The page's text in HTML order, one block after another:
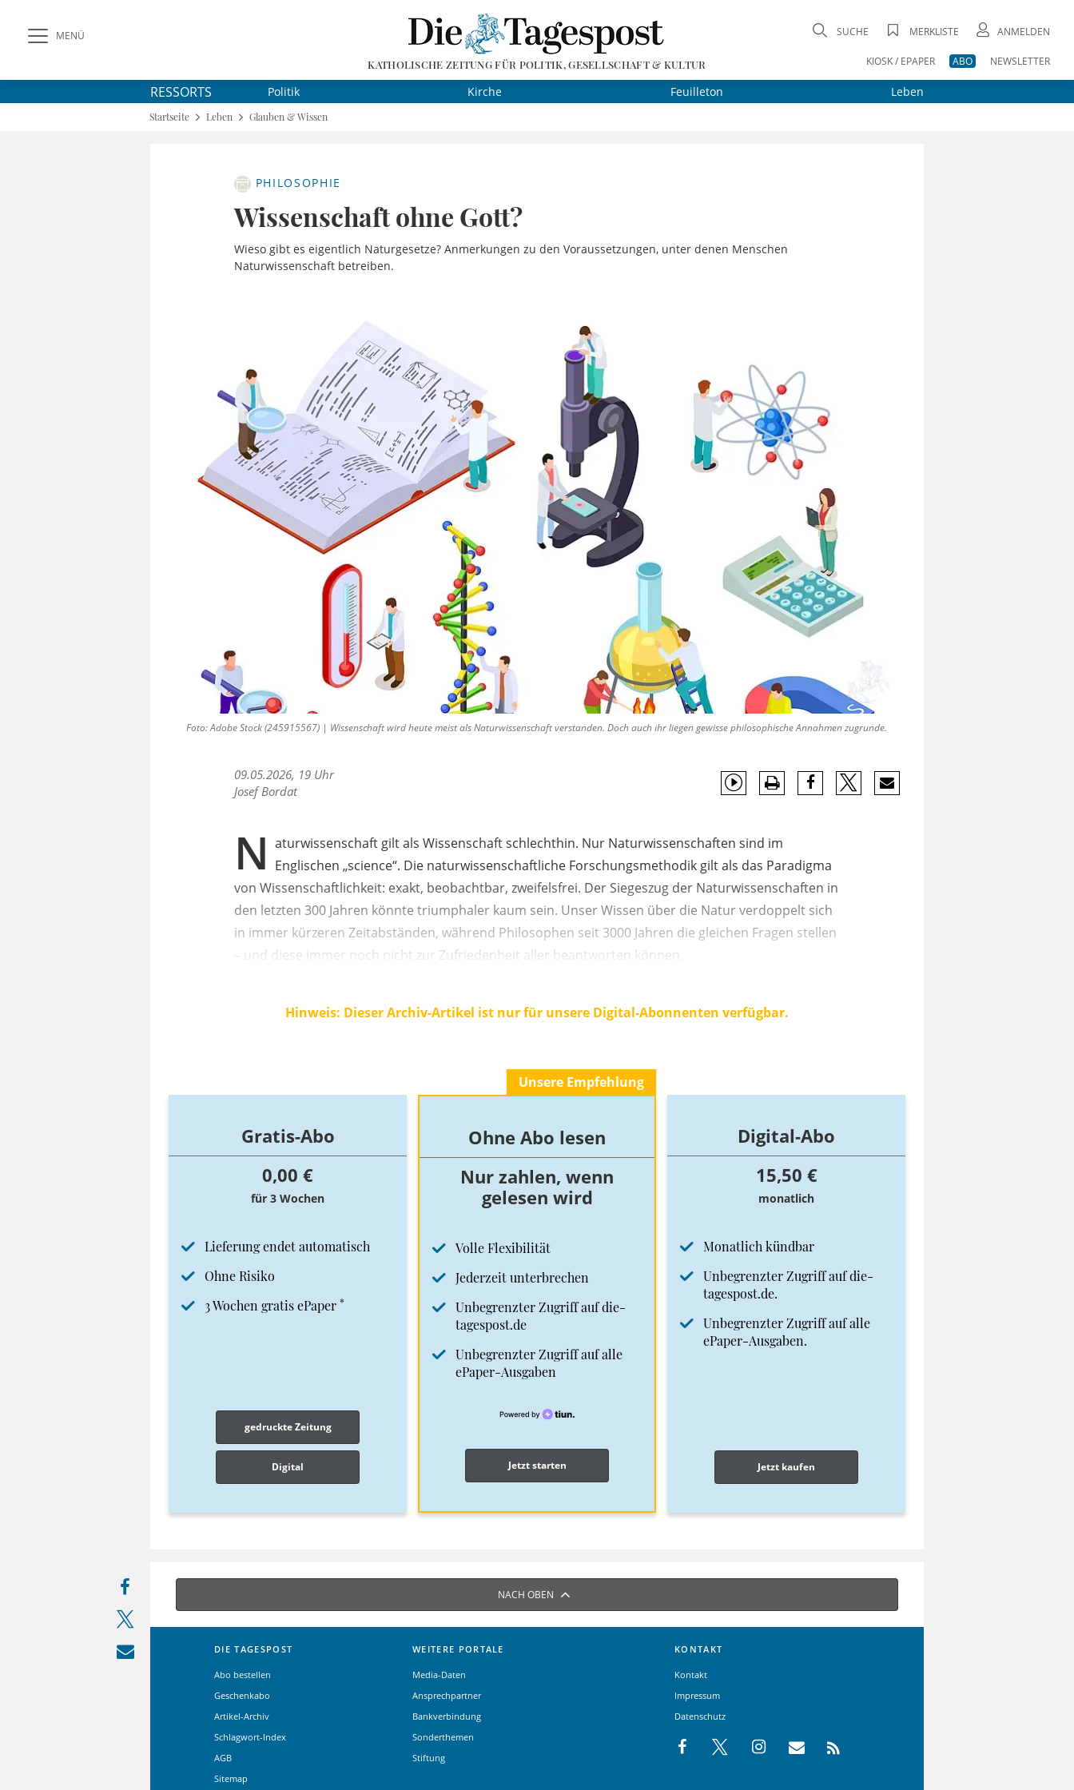
MENÜ
KATHOLISCHE ZEITUNG FÜR POLITIK, GESELLSCHAFT & KULTUR
SUCHE MERKLISTE ANMELDEN
KIOSK / EPAPER ABO NEWSLETTER
RESSORTS Politik Kirche Feuilleton Leben
Startseite Leben Glauben & Wissen
PHILOSOPHIE
Wissenschaft ohne Gott?
Wieso gibt es eigentlich Naturgesetze? Anmerkungen zu den Voraussetzungen, unter denen Menschen
Naturwissenschaft betreiben.
Foto: Adobe Stock (245915567) | Wissenschaft wird heute meist als Naturwissenschaft verstanden. Doch auch ihr liegen gewisse philosophische Annahmen zugrunde.
09.05.2026, 19 Uhr
Josef Bordat
N aturwissenschaft gilt als Wissenschaft schlechthin. Nur Naturwissenschaften sind im
Englischen „science“. Die naturwissenschaftliche Forschungsmethodik gilt als das Paradigma
von Wissenschaftlichkeit: exakt, beobachtbar, zweifelsfrei. Der Siegeszug der Naturwissenschaften in
den letzten 300 Jahren könnte triumphaler kaum sein. Unser Wissen über die Natur verdoppelt sich
in immer kürzeren Zeitabständen, während Philosophen seit 3000 Jahren die gleichen Fragen stellen
– und diese immer noch nicht zur Zufriedenheit aller beantworten können.
Hinweis: Dieser Archiv-Artikel ist nur für unsere Digital-Abonnenten verfügbar.
Gratis-Abo
0,00 €
für 3 Wochen
Lieferung endet automatisch
Ohne Risiko
3 Wochen gratis ePaper *
gedruckte Zeitung
Digital
Unsere Empfehlung
Ohne Abo lesen
Nur zahlen, wenn
gelesen wird
Volle Flexibilität
Jederzeit unterbrechen
Unbegrenzter Zugriff auf die-
tagespost.de
Unbegrenzter Zugriff auf alle
ePaper-Ausgaben
Jetzt starten
Digital-Abo
15,50 €
monatlich
Monatlich kündbar
Unbegrenzter Zugriff auf die-
tagespost.de.
Unbegrenzter Zugriff auf alle
ePaper-Ausgaben.
Jetzt kaufen
NACH OBEN
DIE TAGESPOST
Abo bestellen
Geschenkabo
Artikel-Archiv
Schlagwort-Index
AGB
Sitemap
WEITERE PORTALE
Media-Daten
Ansprechpartner
Bankverbindung
Sonderthemen
Stiftung
KONTAKT
Kontakt
Impressum
Datenschutz